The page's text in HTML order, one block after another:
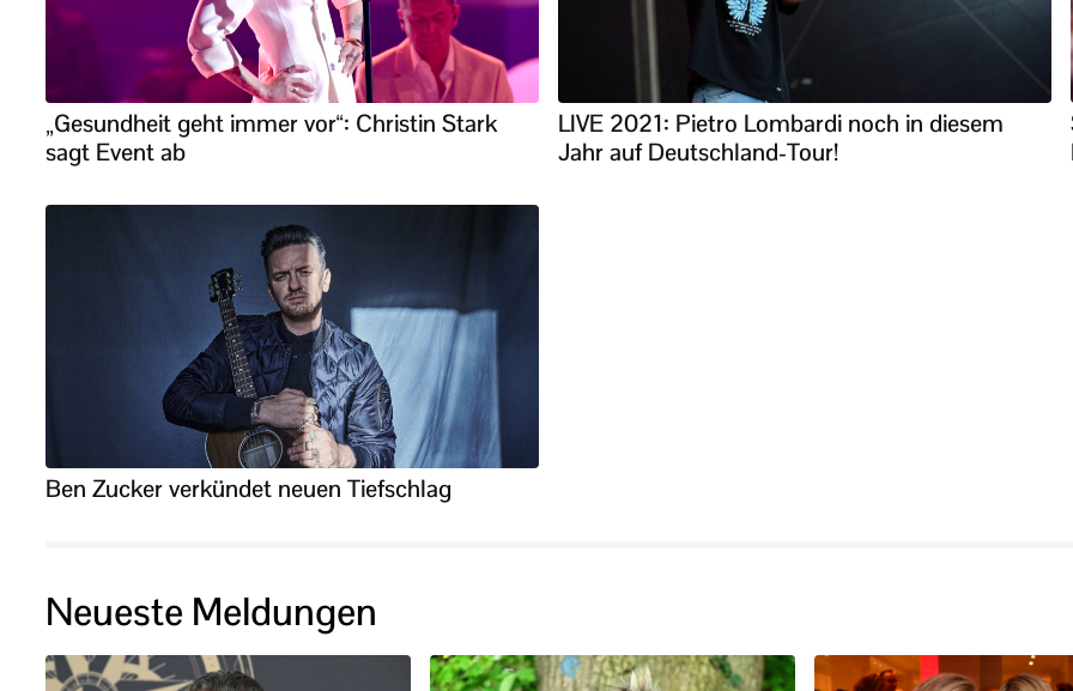
„Gesundheit geht immer vor“: Christin Stark
sagt Event ab
LIVE 2021: Pietro Lombardi noch in diesem
Jahr auf Deutschland-Tour!
Ben Zucker verkündet neuen Tiefschlag
Neueste Meldungen